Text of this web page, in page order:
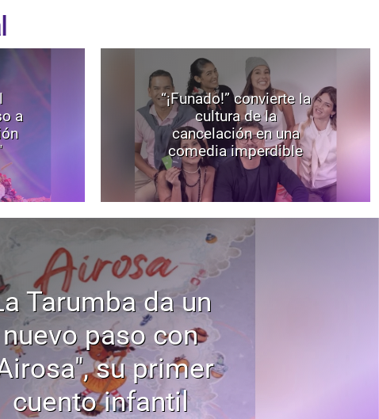
a
“¡Funado!” convierte la
cultura de la
cancelación en una
comedia imperdible
Tarumba da un
nuevo paso con
su primer
cuento infantil